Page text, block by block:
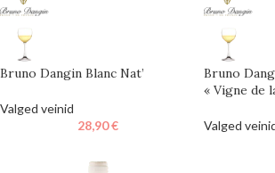
Bruno Dangin Blanc Nat’
Valged veinid
28,90€
Bruno
« Vigne de
Valged